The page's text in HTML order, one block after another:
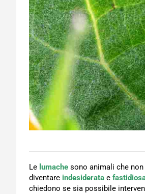
Le lumache sono animali che non
diventare indesiderata e
chiedono se sia possibile